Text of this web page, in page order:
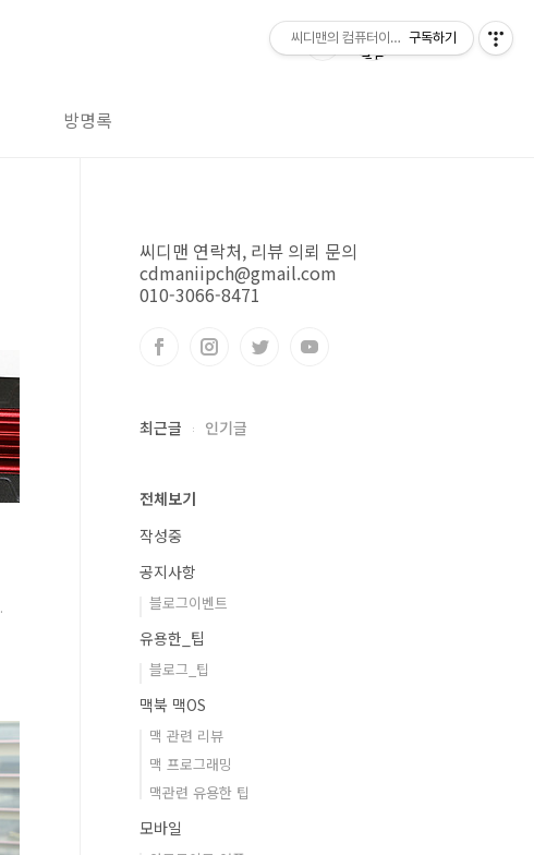
방명록
씨디맨 연락처, 리뷰 의뢰 문의
cdmaniipch@gmail.com
010-3066-8471
최근글 인기글
전체보기
작성중
공지사항
블로그이벤트
유용한_팁
블로그_팁
맥북 맥OS
맥 관련 리뷰
맥 프로그래밍
맥관련 유용한 팁
모바일
씨디맨의 컴퓨터이야기구독하기